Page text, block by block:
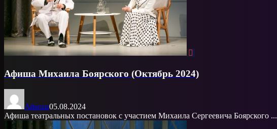
Афиша Михаила Боярского (Октябрь 2024)
Афиша05.08.2024
Афиша театральных постановок с участием Михаила Сергеевича Боярского ...